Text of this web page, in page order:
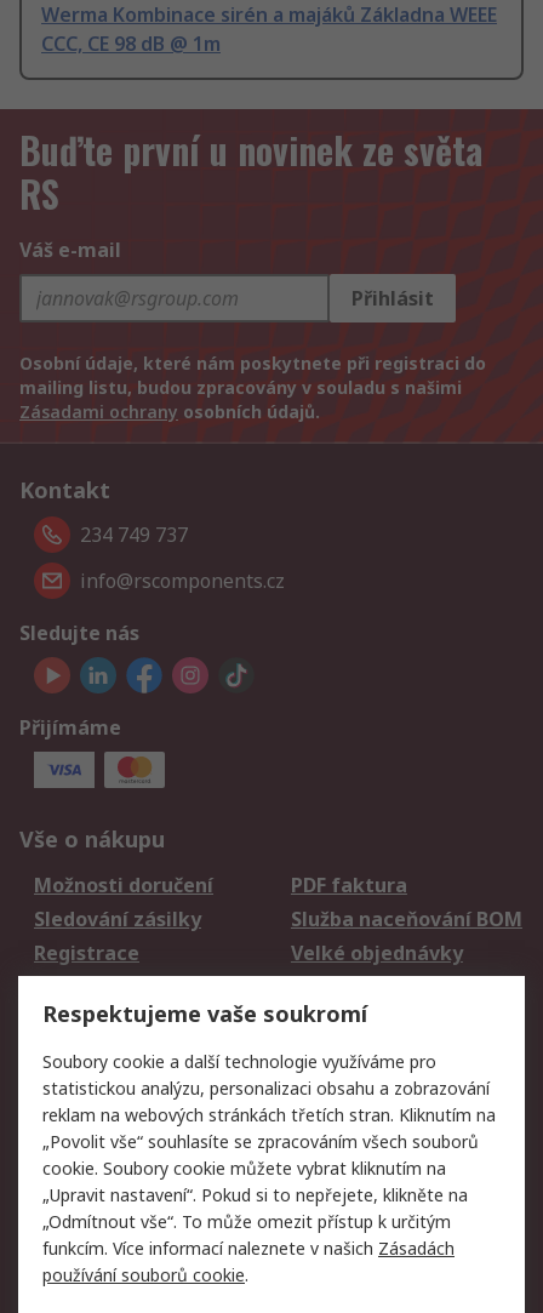
Werma Kombinace sirén a majáků Základna WEEE
CCC, CE 98 dB @ 1m
Buďte první u novinek ze světa
RS
Váš e-mail
Přihlásit
Osobní údaje, které nám poskytnete při registraci do
mailing listu, budou zpracovány v souladu s našimi
Zásadami ochrany osobních údajů.
Kontakt
234 749 737
info@rscomponents.cz
Sledujte nás
Přijímáme
Vše o nákupu
Možnosti doručení
PDF faktura
Sledování zásilky
Služba naceňování BOM
Registrace
Velké objednávky
Právní
Autorská práva
Obchodní podmínky
společnosti RS
Prohlášení o ochraně
údajů
Zabezpečení
elektronické pošty
Zásady pro soubory
cookie
Zásady ochrany
osobních údajů
Respektujeme vaše soukromí
Soubory cookie a další technologie využíváme pro
statistickou analýzu, personalizaci obsahu a zobrazování
reklam na webových stránkách třetích stran. Kliknutím na
„Povolit vše“ souhlasíte se zpracováním všech souborů
cookie. Soubory cookie můžete vybrat kliknutím na
„Upravit nastavení“. Pokud si to nepřejete, klikněte na
„Odmítnout vše“. To může omezit přístup k určitým
funkcím. Více informací naleznete v našich Zásadách
používání souborů cookie.